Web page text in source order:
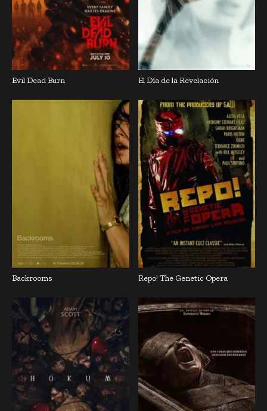
Evil Dead Burn El Día de la Revelación
Backrooms Repo! The Genetic Opera